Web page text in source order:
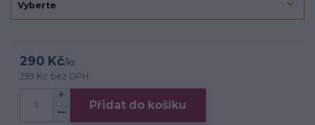
290 Kč/ks
259 Kč bez DPH
Přidat do košíku